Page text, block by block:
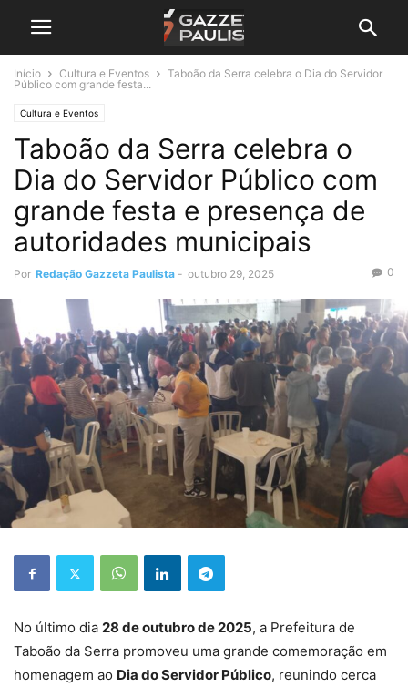
Início Cultura e Eventos
Taboão da Serra celebra o Dia do Servidor
Público com grande festa...
Cultura e Eventos
Taboão da Serra celebra o
Dia do Servidor Público com
grande festa e presença de
autoridades municipais
Por Redação Gazzeta Paulista - outubro 29, 2025 0
No último dia 28 de outubro de 2025, a Prefeitura de
Taboão da Serra promoveu uma grande comemoração em
homenagem ao Dia do Servidor Público, reunindo cerca